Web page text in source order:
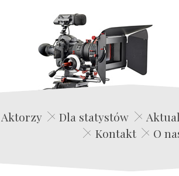
Aktorzy Dla statystów
Kontakt
O